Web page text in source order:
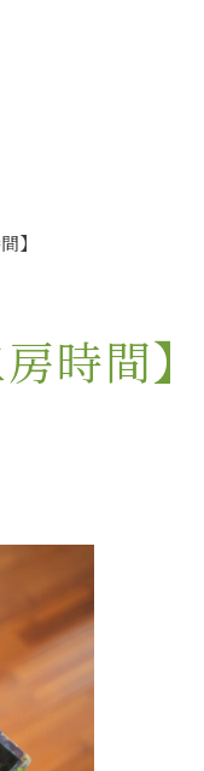
】
時間】